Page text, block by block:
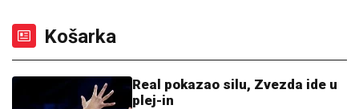
Košarka
Real pokazao silu, Zvezda ide u
plej-in